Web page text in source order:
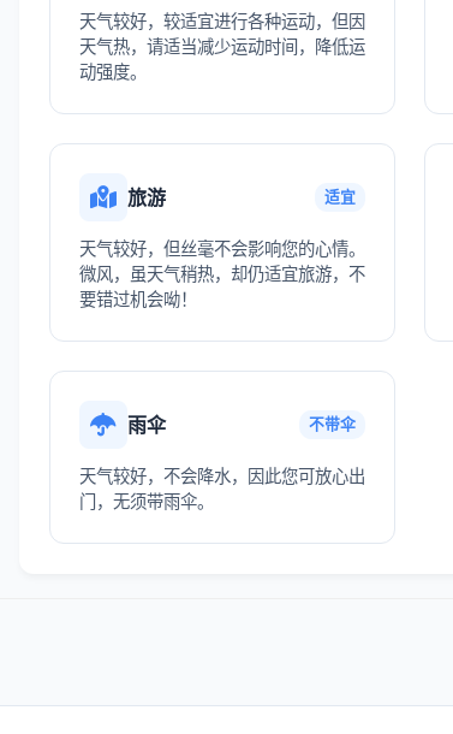
天气较好，较适宜进行各种运动，但因
天气热，请适当减少运动时间，降低运
动强度。
旅游 适宜
天气较好，但丝毫不会影响您的心情。
微风，虽天气稍热，却仍适宜旅游，不
要错过机会呦！
雨伞 不带伞
天气较好，不会降水，因此您可放心出
门，无须带雨伞。